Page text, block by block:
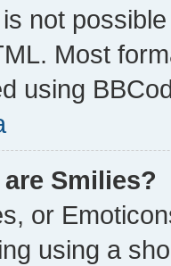
not
Most
using
Smilies?
or
using a